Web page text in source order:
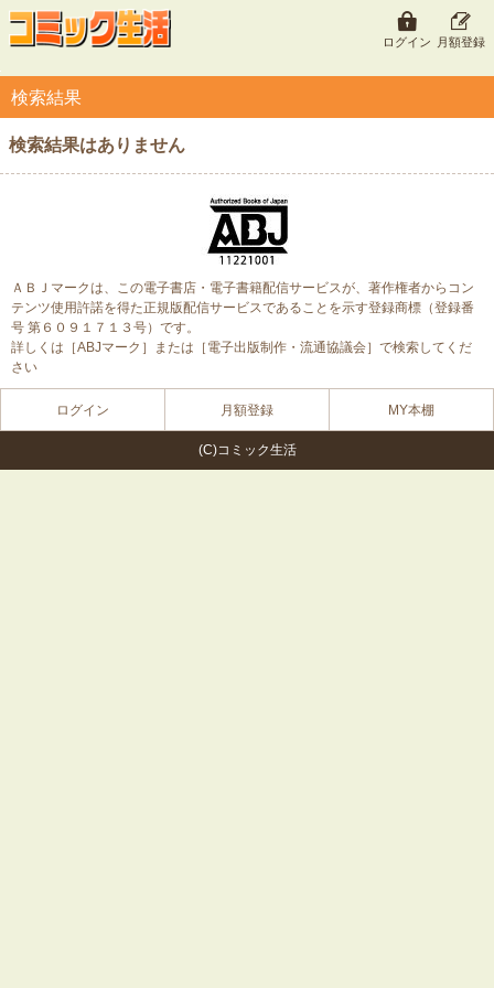
ログイン 月額登録
検索結果
検索結果はありません
ＡＢＪマークは、この電子書店・電子書籍配信サービスが、著作権者からコン
テンツ使用許諾を得た正規版配信サービスであることを示す登録商標（登録番
号 第６０９１７１３号）です。
詳しくは［ABJマーク］または［電子出版制作・流通協議会］で検索してくだ
さい
ログイン 月額登録 MY本棚
(C)コミック生活